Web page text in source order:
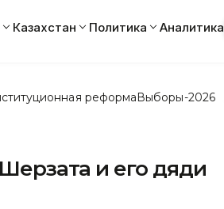
Казахстан Политика Аналитика
реформаВыборы-2026
и его дяди